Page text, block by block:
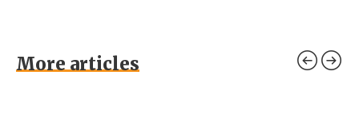
More articles